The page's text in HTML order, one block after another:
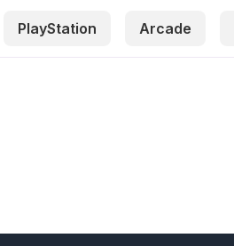
PlayStation Arcade